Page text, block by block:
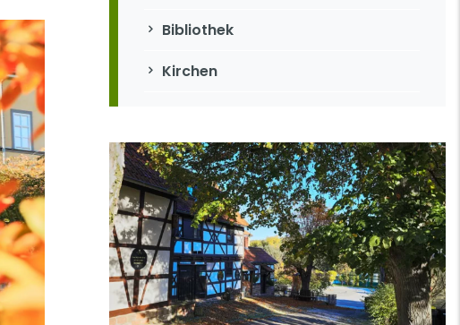
Bibliothek
Kirchen